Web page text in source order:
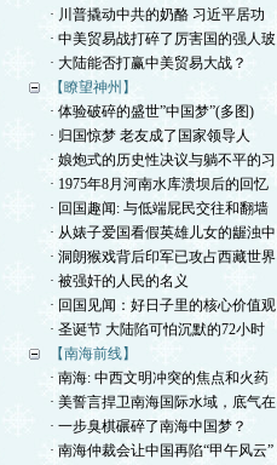
· 川普撬动中共的奶酪 习近平居功
· 中美贸易战打碎了厉害国的强人玻
· 大陆能否打赢中美贸易大战？
【瞭望神州】
· 体验破碎的盛世”中国梦”(多图)
· 归国惊梦 老友成了国家领导人
· 娘炮式的历史性决议与躺不平的习
· 1975年8月河南水库溃坝后的回忆
· 回国趣闻: 与低端屁民交往和翻墙
· 从婊子爱国看假英雄儿女的龌浊中
· 洞朗猴戏背后印军已攻占西藏世界
· 被强奸的人民的名义
· 回国见闻：好日子里的核心价值观
· 圣诞节 大陆陷可怕沉默的72小时
【南海前线】
· 南海: 中西文明冲突的焦点和火药
· 美誓言捍卫南海国际水域，底气在
· 一步臭棋碾碎了南海中国梦？
· 南海仲裁会让中国再陷“甲午风云”